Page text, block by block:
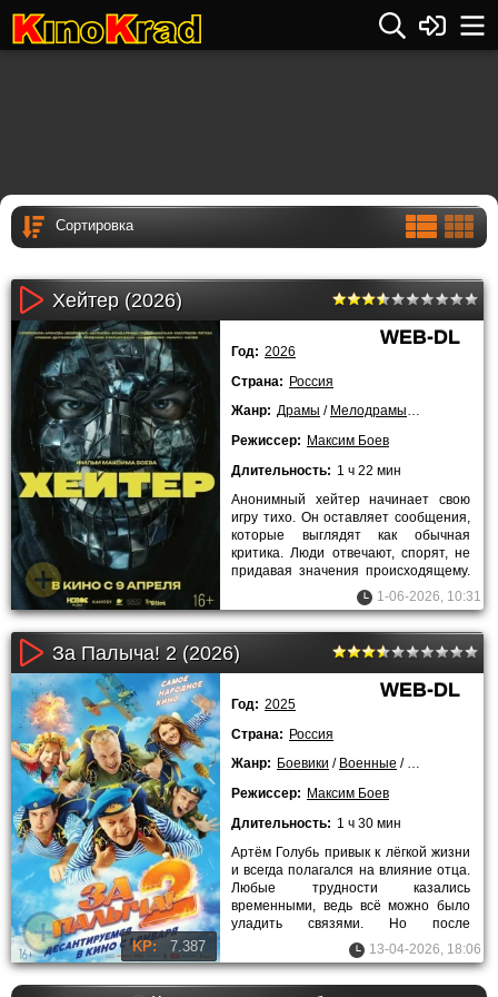
Хейтер (2026)
WEB-DL
Год: 2026
Страна: Россия
Жанр: Драмы / Мелодрамы/2026 года
Режиссер: Максим Боев
Длительность: 1 ч 22 мин
Анонимный хейтер начинает свою
игру тихо. Он оставляет сообщения,
которые выглядят как обычная
критика. Люди отвечают, спорят, не
придавая значения происходящему.
1-06-2026, 10:31
За Палыча! 2 (2026)
KP: 7.387
WEB-DL
Год: 2025
Страна: Россия
Жанр: Боевики / Военные / Комедии
Режиссер: Максим Боев
Длительность: 1 ч 30 мин
Артём Голубь привык к лёгкой жизни
и всегда полагался на влияние отца.
Любые трудности казались
временными, ведь всё можно было
уладить связями. Но после
серьёзной аварии его судьба резко
13-04-2026, 18:06